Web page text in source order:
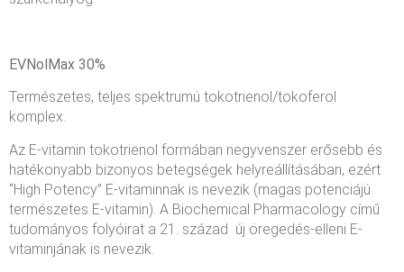
EVNolMax 30%
Természetes, teljes spektrumú tokotrienol/tokoferol
komplex.
Az E-vitamin tokotrienol formában negyvenszer erősebb és
hatékonyabb bizonyos betegségek helyreállításában, ezért
“High Potency” E-vitaminnak is nevezik (magas potenciájú
természetes E-vitamin). A Biochemical Pharmacology című
tudományos folyóirat a 21. század új öregedés-elleni E-
vitaminjának is nevezik.